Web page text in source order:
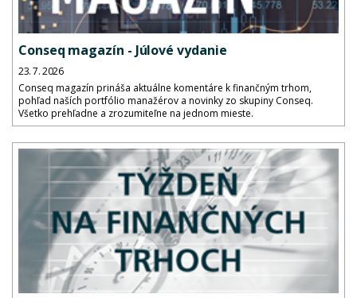
Conseq magazín - Júlové vydanie
23. 7. 2026
Conseq magazín prináša aktuálne komentáre k finančným trhom,
pohľad naších portfólio manažérov a novinky zo skupiny Conseq.
Všetko prehľadne a zrozumiteľne na jednom mieste.